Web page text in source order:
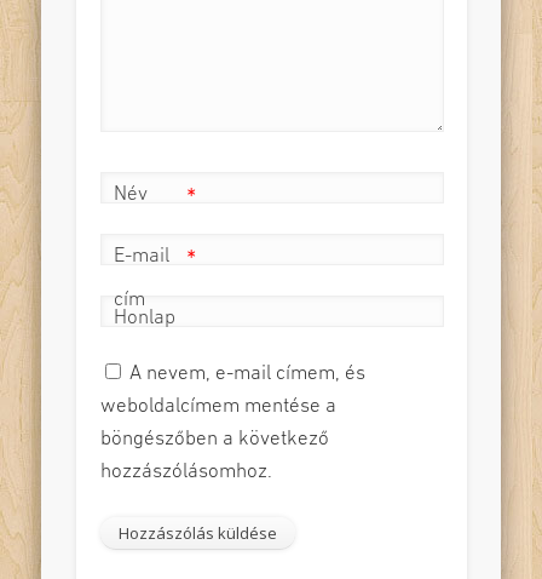
Név *
E-mail
cím
*
Honlap
A nevem, e-mail címem, és
weboldalcímem mentése a
böngészőben a következő
hozzászólásomhoz.